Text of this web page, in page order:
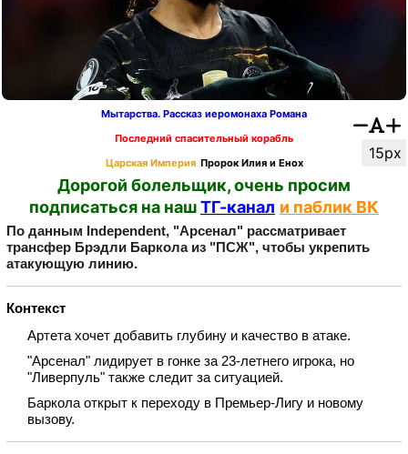
15px
Мытарства. Рассказ иеромонаха Романа
Последний спасительный корабль
Царская Империя Пророк Илия и Енох
Дорогой болельщик, очень просим
подписаться на нашТГ-канал и паблик ВК
По данным Independent, "Арсенал" рассматривает
трансфер Брэдли Баркола из "ПСЖ", чтобы укрепить
атакующую линию.
Контекст
Артета хочет добавить глубину и качество в атаке.
"Арсенал" лидирует в гонке за 23‑летнего игрока, но
"Ливерпуль" также следит за ситуацией.
Баркола открыт к переходу в Премьер‑Лигу и новому
вызову.